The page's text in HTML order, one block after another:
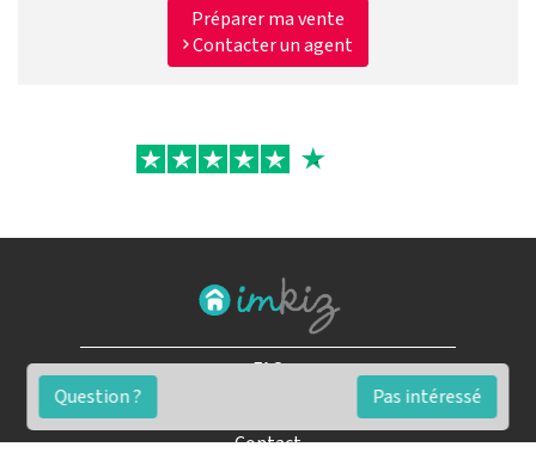
Question ? Pas intéressé
Préparer ma vente
Contacter un agent
FAQ
Contact